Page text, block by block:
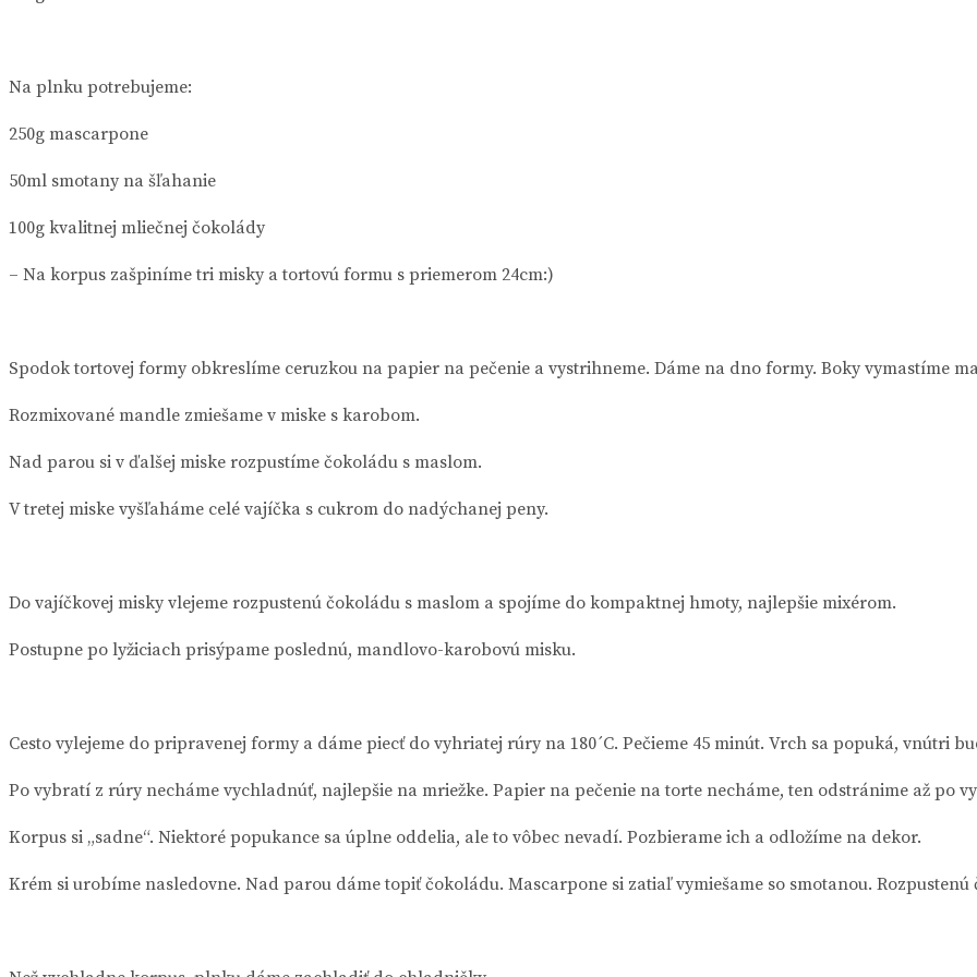
Na plnku potrebujeme:
250g mascarpone
50ml smotany na šľahanie
100g kvalitnej mliečnej čokolády
– Na korpus zašpiníme tri misky a tortovú formu s priemerom 24cm:)
Spodok tortovej formy obkreslíme ceruzkou na papier na pečenie a vystrihneme. Dáme na dno formy. Boky vymastíme
Rozmixované mandle zmiešame v miske s karobom.
Nad parou si v ďalšej miske rozpustíme čokoládu s maslom.
V tretej miske vyšľaháme celé vajíčka s cukrom do nadýchanej peny.
Do vajíčkovej misky vlejeme rozpustenú čokoládu s maslom a spojíme do kompaktnej hmoty, najlepšie mixérom.
Postupne po lyžiciach prisýpame poslednú, mandlovo-karobovú misku.
Cesto vylejeme do pripravenej formy a dáme piecť do vyhriatej rúry na 180´C. Pečieme 45 minút. Vrch sa popuká, vnútri
Po vybratí z rúry necháme vychladnúť, najlepšie na mriežke. Papier na pečenie na torte necháme, ten odstránime až po
Korpus si „sadne“. Niektoré popukance sa úplne oddelia, ale to vôbec nevadí. Pozbierame ich a odložíme na dekor.
Krém si urobíme nasledovne. Nad parou dáme topiť čokoládu. Mascarpone si zatiaľ vymiešame so smotanou.